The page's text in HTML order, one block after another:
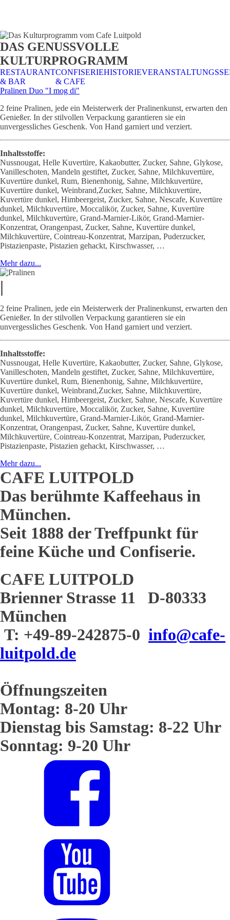
CAFE &
RESTAURANT
TISCHRESERVIERUNG
& KARTE
TISCHRESERVIERUNG
& SPEISEKARTE
DAS GENUSSVOLLE
KULTURPROGRAMM
RESTAURANT
& BAR
CONFISERIE
& CAFE
HISTORIE
Pralinen Duo "I mog di"
2 feine Pralinen, jede ein Meisterwerk der Pralinenkunst, erwarten den
Genießer. In der stilvollen Verpackung garantieren sie ein
unvergessliches Geschenk. Von Hand garniert und verziert.
Inhaltsstoffe:
Nussnougat, Helle Kuvertüre, Kakaobutter, Zucker, Sahne, Glykose,
Vanilleschoten, Mandeln gestiftet, Zucker, Sahne, Milchkuvertüre,
Kuvertüre dunkel, Rum, Bienenhonig, Sahne, Milchkuvertüre,
Kuvertüre dunkel, Weinbrand,Zucker, Sahne, Milchkuvertüre,
Kuvertüre dunkel, Himbeergeist, Zucker, Sahne, Nescafe, Kuvertüre
dunkel, Milchkuvertüre, Moccalikör, Zucker, Sahne, Kuvertüre
dunkel, Milchkuvertüre, Grand-Marnier-Likör, Grand-Marnier-
Konzentrat, Orangenpast, Zucker, Sahne, Kuvertüre dunkel,
Milchkuvertüre, Cointreau-Konzentrat, Marzipan, Puderzucker,
Pistazienpaste, Pistazien gehackt, Kirschwasser, …
Mehr dazu...
|
2 feine Pralinen, jede ein Meisterwerk der Pralinenkunst, erwarten den
Genießer. In der stilvollen Verpackung garantieren sie ein
unvergessliches Geschenk. Von Hand garniert und verziert.
Inhaltsstoffe:
Nussnougat, Helle Kuvertüre, Kakaobutter, Zucker, Sahne, Glykose,
Vanilleschoten, Mandeln gestiftet, Zucker, Sahne, Milchkuvertüre,
Kuvertüre dunkel, Rum, Bienenhonig, Sahne, Milchkuvertüre,
Kuvertüre dunkel, Weinbrand,Zucker, Sahne, Milchkuvertüre,
Kuvertüre dunkel, Himbeergeist, Zucker, Sahne, Nescafe, Kuvertüre
dunkel, Milchkuvertüre, Moccalikör, Zucker, Sahne, Kuvertüre
dunkel, Milchkuvertüre, Grand-Marnier-Likör, Grand-Marnier-
Konzentrat, Orangenpast, Zucker, Sahne, Kuvertüre dunkel,
Milchkuvertüre, Cointreau-Konzentrat, Marzipan, Puderzucker,
Pistazienpaste, Pistazien gehackt, Kirschwasser, …
Mehr dazu...
CAFE LUITPOLD
Das berühmte Kaffeehaus in
München.
Seit 1888 der Treffpunkt für
feine Küche und Confiserie.
CAFE LUITPOLD
Brienner Strasse 11 D-80333
München
T: +49-89-242875-0 info@cafe-
luitpold.de
Öffnungszeiten
Montag: 8-20 Uhr
Dienstag bis Samstag: 8-22 Uhr
Sonntag: 9-20 Uhr